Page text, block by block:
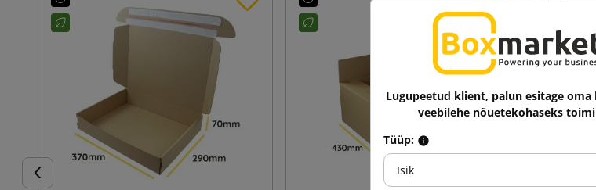
Eelmine
Lugupeetud klient, palun esitage oma
veebilehe nõuetekohaseks
Tüüp:
Isik